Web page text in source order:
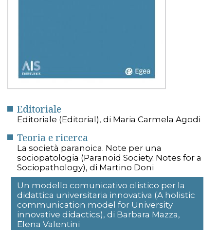
Editoriale
Editoriale (Editorial), di Maria Carmela Agodi
Teoria e ricerca
La società paranoica. Note per una
sociopatologia (Paranoid Society. Notes for a
Sociopathology), di Martino Doni
Un modello comunicativo olistico per la
didattica universitaria innovativa (A holistic
communication model for University
innovative didactics), di Barbara Mazza,
Elena Valentini